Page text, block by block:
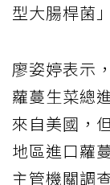
型大腸桿菌
廖姿婷表示
蘿蔓生菜總
來自美國，
地區進口蘿
主管機關調